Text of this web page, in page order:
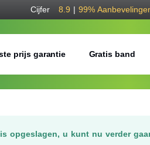
Cijfer 8.9 | 99%
prijs garantie Gratis band
opgeslagen, u kunt nu verder